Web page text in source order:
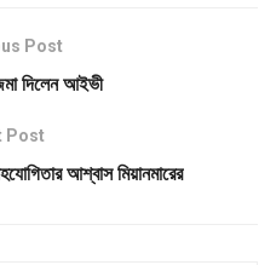
Post
দিলেন আইভী
Post
আশ্বাস মিয়ানমারের